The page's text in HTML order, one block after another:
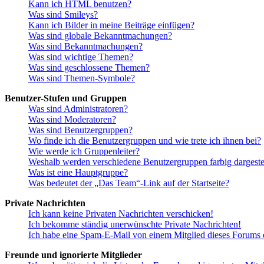
Kann ich HTML benutzen?
Was sind Smileys?
Kann ich Bilder in meine Beiträge einfügen?
Was sind globale Bekanntmachungen?
Was sind Bekanntmachungen?
Was sind wichtige Themen?
Was sind geschlossene Themen?
Was sind Themen-Symbole?
Benutzer-Stufen und Gruppen
Was sind Administratoren?
Was sind Moderatoren?
Was sind Benutzergruppen?
Wo finde ich die Benutzergruppen und wie trete ich ihnen bei?
Wie werde ich Gruppenleiter?
Weshalb werden verschiedene Benutzergruppen farbig
Was ist eine Hauptgruppe?
Was bedeutet der „Das Team“-Link auf der Startseite?
Private Nachrichten
Ich kann keine Privaten Nachrichten verschicken!
Ich bekomme ständig unerwünschte Private Nachrichten!
Ich habe eine Spam-E-Mail von einem Mitglied dieses Forums
Freunde und ignorierte Mitglieder